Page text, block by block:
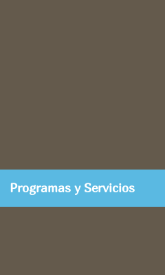
Programas y Servicios